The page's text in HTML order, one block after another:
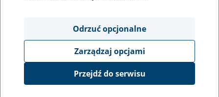
Obszar merytoryczny
obsługa klientów
Opis wydarzenia
Platforma Usług Elektronicznych ZUS eZUS
Odrzuć opcjonalne
Zarządzaj opcjami
Przejdź do serwisu